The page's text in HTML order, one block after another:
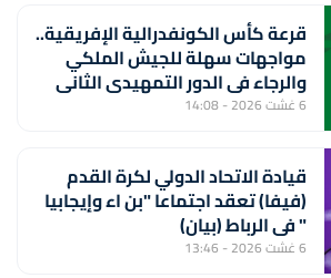
قرعة كأس الكونفدرالية الإفريقية..
مواجهات سهلة للجيش الملكي
والرجاء في الدور التمهيدي الثاني
6 غشت 2026 - 14:08
قيادة الاتحاد الدولي لكرة القدم
(فيفا) تعقد اجتماعا "بن اء وإيجابيا
" في الرباط (بيان)
6 غشت 2026 - 13:46